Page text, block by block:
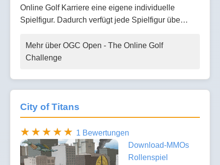
Online Golf Karriere eine eigene individuelle
Spielfigur. Dadurch verfügt jede Spielfigur übe…
Mehr über OGC Open - The Online Golf
Challenge
City of Titans
1 Bewertungen
Download-MMOs
Rollenspiel